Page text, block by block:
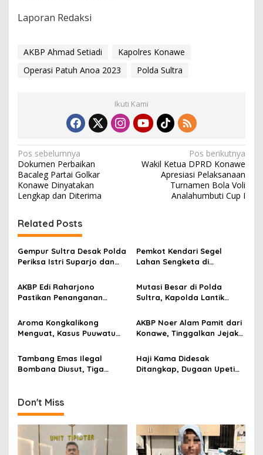
Laporan Redaksi
AKBP Ahmad Setiadi
Kapolres Konawe
Operasi Patuh Anoa 2023
Polda Sultra
Ikuti Kami
N
a
v
i
g
a
s
i
p
o
s
Pos sebelumnya
Dokumen Perbaikan
Bacaleg Partai Golkar
Konawe Dinyatakan
Lengkap dan Diterima
Pos berikutnya
Wakil Ketua DPRD Konawe
Apresiasi Pelaksanaan
Turnamen Bola Voli
Analahumbuti Cup I
Related Posts
Gempur Sultra Desak Polda
Periksa Istri Suparjo dan
Kasus Tambang Ilegal
Pemkot Kendari Segel
Lahan Sengketa di
Didesak Bergerak Cepat
AKBP Edi Raharjono
Pastikan Penanganan
Tetap Berjalan
Mutasi Besar di Polda
Sultra, Kapolda Lantik
Kepulauan dan Geser 10
PJU
Aroma Kongkalikong
Menguat, Kasus Puuwatu
Pemodal Diburu
AKBP Noer Alam Pamit dari
Konawe, Tinggalkan Jejak
Mendalam di Hati
Masyarakat
Tambang Emas Ilegal
Bombana Diusut, Tiga
Berjalan
Haji Kama Didesak
Ditangkap, Dugaan Upeti
Don't Miss